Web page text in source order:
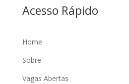
Acesso Rápido
Home
Sobre
Vagas Abertas